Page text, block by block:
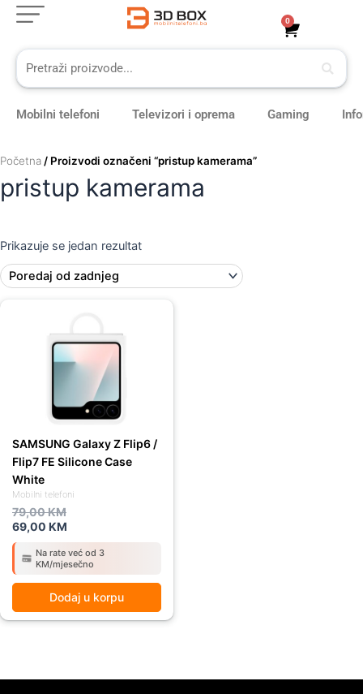
Skip
content
0
Cart
Mobilni telefoni Televizori i oprema Gaming
Početna / Proizvodi označeni “pristup kamerama”
pristup kamerama
Prikazuje se jedan rezultat
Mobilni telefoni
SAMSUNG Galaxy Z Flip6 /
Flip7 FE Silicone Case
White
79,00KM
79,00 KM.
69,00 KM
69,00 KM.
Na rate već od 3
KM/mjesečno
Dodaj u korpu